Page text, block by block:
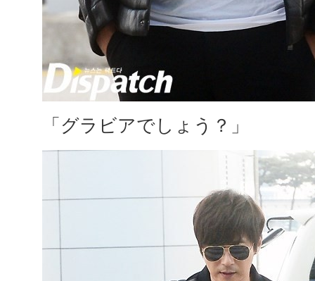
「グラビアでしょう？」